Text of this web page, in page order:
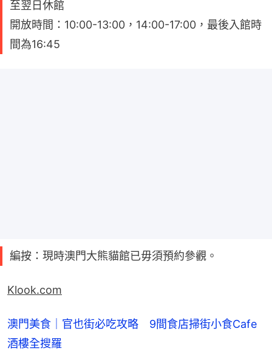
至翌日休館
開放時間：10:00-13:00，14:00-17:00，最後入館時
間為16:45
編按：現時澳門大熊貓館已毋須預約參觀。
Klook.com
澳門美食｜官也街必吃攻略 9間食店掃街小食Cafe
酒樓全搜羅